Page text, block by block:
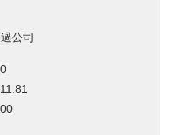
公司